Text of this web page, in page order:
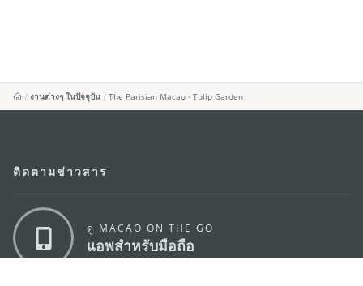
งานต่างๆ ในปัจจุบัน The Parisian Macao - Tulip Garden
ติดตามข่าวสาร
ดู MACAO ON THE GO
แอพสำหรับมือถือ